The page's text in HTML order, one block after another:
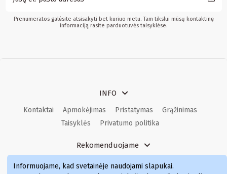
Prenumeratos galėsite atsisakyti bet kuriuo metu. Tam tikslui mūsų kontaktinę
informaciją rasite parduotuvės taisyklėse.
INFO
Kontaktai Apmokėjimas Pristatymas
Grąžinimas
Taisyklės
Privatumo politika
Rekomenduojame
Kvepalai Kvepalai moterims
Kvepalai vyrams
Informuojame, kad svetainėje naudojami slapukai.